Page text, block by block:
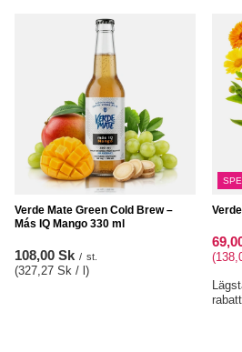
Verde Mate Green Cold Brew –
Más IQ Mango 330 ml
108,00 Sk / st.
(327,27 Sk / l )